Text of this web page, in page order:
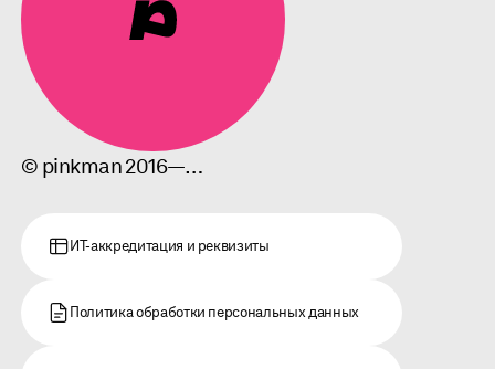
© pinkman 2016—…
ИТ-аккредитация и реквизиты
Политика обработки персональных данных